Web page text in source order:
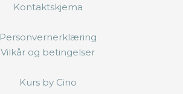
Kontaktskjema
Personvernerklæring
Vilkår og betingelser
Kurs by Cino